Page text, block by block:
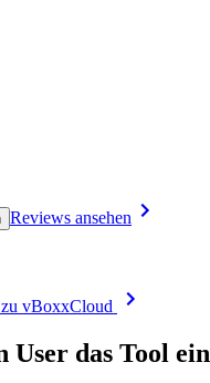
Reviews ansehen
zu vBoxxCloud
User das Tool ein